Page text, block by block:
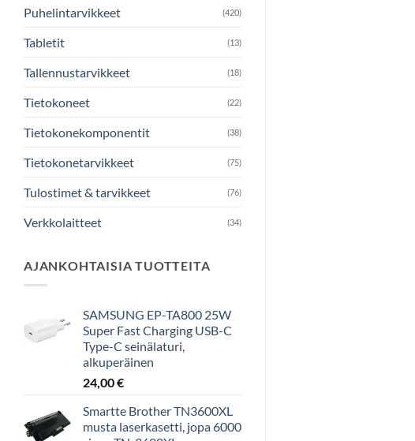
Puhelintarvikkeet (420)
Tabletit (13)
Tallennustarvikkeet (18)
Tietokoneet (22)
Tietokonekomponentit (38)
Tietokonetarvikkeet (75)
Tulostimet & tarvikkeet (76)
Verkkolaitteet (34)
AJANKOHTAISIA TUOTTEITA
SAMSUNG EP-TA800 25W
Super Fast Charging USB-C
Type-C seinälaturi,
alkuperäinen
24,00€
Smartte Brother TN3600XL
musta laserkasetti, jopa 6000